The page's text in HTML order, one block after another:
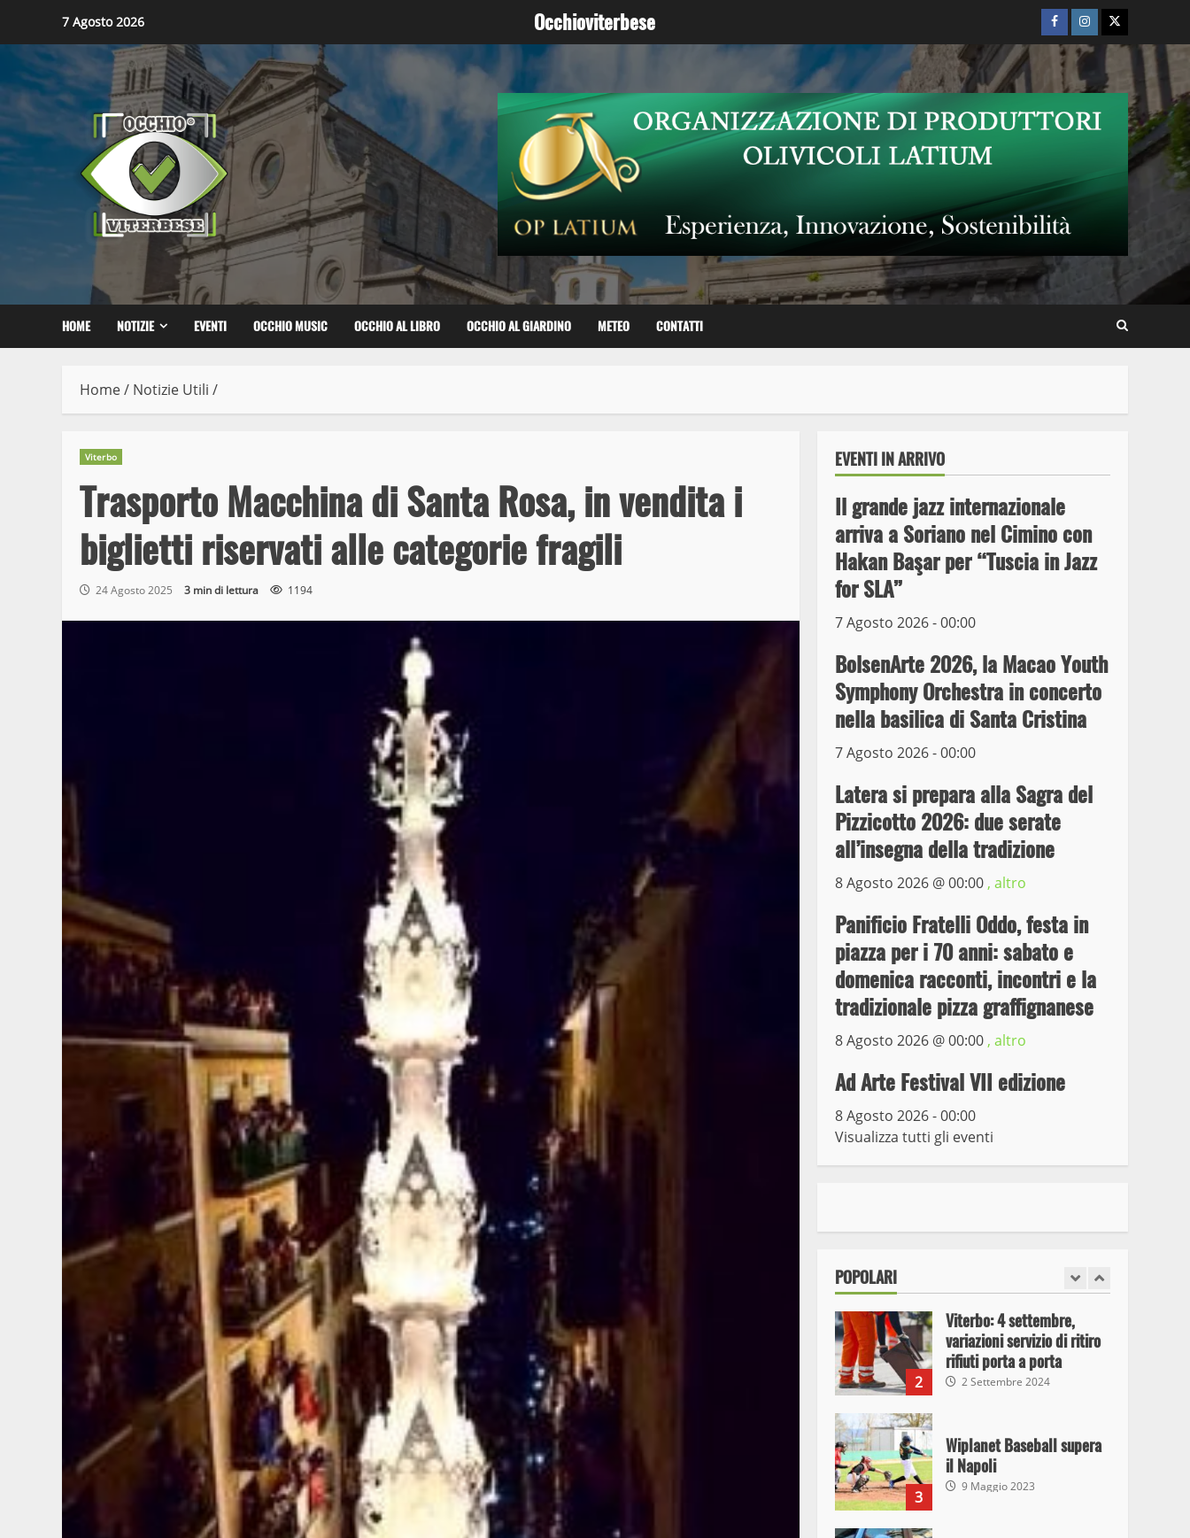
content
7 Agosto 2026 Occhioviterbese Facebook
Instagram
Twitter
HOME NOTIZIE EVENTI OCCHIO MUSIC OCCHIO AL LIBRO OCCHIO AL GIARDINO METEO CONTATTI
Home/ Notizie Utili /
Viterbo
Trasporto Macchina di Santa Rosa, in vendita i
biglietti riservati alle categorie fragili
24 Agosto 2025 3 min di lettura 1194
EVENTI IN ARRIVO
Il grande jazz internazionale
arriva a Soriano nel Cimino con
Hakan Başar per “Tuscia in Jazz
for SLA”
7 Agosto 2026 - 00:00
BolsenArte 2026, la Macao Youth
Symphony Orchestra in concerto
nella basilica di Santa Cristina
7 Agosto 2026 - 00:00
Latera si prepara alla Sagra del
Pizzicotto 2026: due serate
all’insegna della tradizione
8 Agosto 2026 @00:00 , altro
Panificio Fratelli Oddo, festa in
piazza per i 70 anni: sabato e
domenica racconti, incontri e la
tradizionale pizza graffignanese
8 Agosto 2026 @00:00 , altro
Ad Arte Festival VII edizione
8 Agosto 2026 - 00:00
Visualizza tutti gli eventi
POPOLARI
3
Wiplanet Baseball supera
9 Maggio 2023
4
La Polizia di Stato arresta
il ladro seriale delle auto
10 Maggio 2023
Prorogata la mostra dei
bozzetti di Michelangelo
Buonarroti ospitata al
19 Gennaio 2023
Trasporto pubblico locale,
trasferimento capolinea al
terminal Riello dal 15 al
17 giugno
15 Giugno 2023
7
Giochi Sportivi
Studenteschi di Atletica a
Viterbo
10 Maggio 2023
fini di spaccio di sostanze
2
Viterbo: 4 settembre,
variazioni servizio di ritiro
rifiuti porta a porta
2 Settembre 2024
3
Wiplanet Baseball supera
il Napoli
9 Maggio 2023